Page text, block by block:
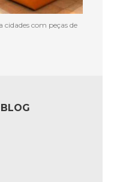
cidades com peças de